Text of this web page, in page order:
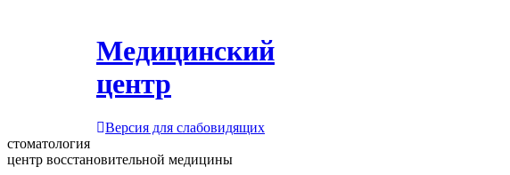
Медицинский
центр
Версия для слабовидящих
стоматология
центр восстановительной медицины